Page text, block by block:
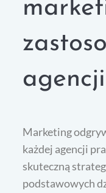
Marketing
każdej agencji
skuteczną
podstawowych